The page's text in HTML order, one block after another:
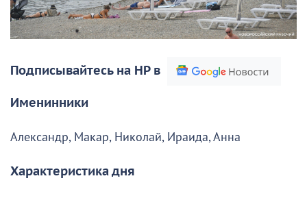
Подписывайтесь на НР в
Именинники
Александр, Макар, Николай, Ираида, Анна
Характеристика дня